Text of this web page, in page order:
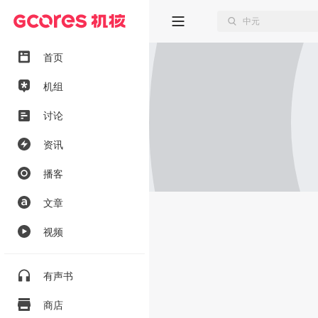
首页
机组
讨论
资讯
播客
文章
视频
有声书
商店